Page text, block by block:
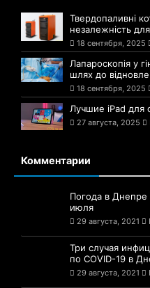
Твердопаливні
незалежність
18 сентября, 2025
Лапароскопія у
шлях до
18 сентября, 2025
Лучшие iPad для
27 августа, 2025
Комментарии
Погода в Днепре
июля
29 августа, 2021
Три случая
по COVID-19 в
29 августа, 2021